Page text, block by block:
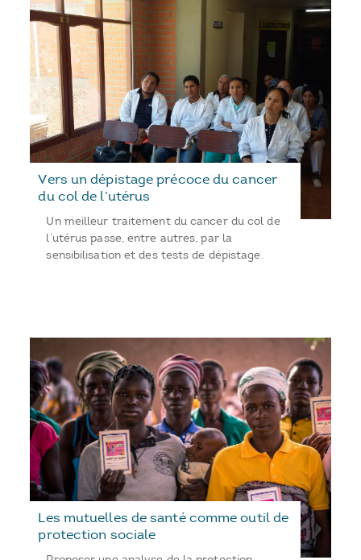
Vers un dépistage précoce du cancer
du col de l’utérus
Un meilleur traitement du cancer du col de
l’utérus passe, entre autres, par la
sensibilisation et des tests de dépistage.
Les mutuelles de santé comme outil de
protection sociale